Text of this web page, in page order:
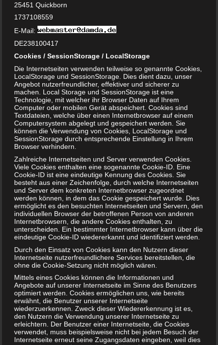
Warum beißt mein Kind?
24. JULI 2018
Aua! Schon wieder ziert ein weiterer Gebissabdruck den
ersten und dritten Lebensjahr ihrer Kinder. In…
WEITERLESEN...
Trotzphase – Belastung für Eltern und Kind
25451 Quickborn
1737108559
E-Mail:
DE238100417
Cookies / SessionStorage / LocalStorage
Die Internetseiten verwenden teilweise so genannte Cookies,
LocalStorage und SessionStorage. Dies dient dazu, unser
Angebot nutzerfreundlicher, effektiver und sicherer zu
machen. Local Storage und SessionStorage ist eine
Technologie, mit welcher ihr Browser Daten auf Ihrem
Computer oder mobilen Gerät abspeichert. Cookies sind
Textdateien, welche über einen Internetbrowser auf einem
Computersystem abgelegt und gespeichert werden. Sie
können die Verwendung von Cookies, LocalStorage und
SessionStorage durch entsprechende Einstellung in Ihrem
Browser verhindern.
Zahlreiche Internetseiten und Server verwenden Cookies.
Viele Cookies enthalten eine sogenannte Cookie-ID. Eine
Cookie-ID ist eine eindeutige Kennung des Cookies. Sie
besteht aus einer Zeichenfolge, durch welche Internetseiten
und Server dem konkreten Internetbrowser zugeordnet
werden können, in dem das Cookie gespeichert wurde. Dies
ermöglicht es den besuchten Internetseiten und Servern, den
individuellen Browser der betroffenen Person von anderen
Internetbrowsern, die andere Cookies enthalten, zu
unterscheiden. Ein bestimmter Internetbrowser kann über die
eindeutige Cookie-ID wiedererkannt und identifiziert werden.
Durch den Einsatz von Cookies kann den Nutzern dieser
Internetseite nutzerfreundlichere Services bereitstellen, die
ohne die Cookie-Setzung nicht möglich wären.
Mittels eines Cookies können die Informationen und
Angebote auf unserer Internetseite im Sinne des Benutzers
optimiert werden. Cookies ermöglichen uns, wie bereits
erwähnt, die Benutzer unserer Internetseite
wiederzuerkennen. Zweck dieser Wiedererkennung ist es,
den Nutzern die Verwendung unserer Internetseite zu
erleichtern. Der Benutzer einer Internetseite, die Cookies
verwendet, muss beispielsweise nicht bei jedem Besuch der
Internetseite erneut seine Zugangsdaten eingeben, weil dies